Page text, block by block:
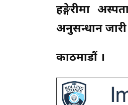
हङ्गेरीमा
अनुसन्धान जारी
काठमाडौं ।